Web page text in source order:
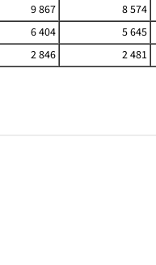
9 867 8 574
6 404 5 645
2 846 2 481